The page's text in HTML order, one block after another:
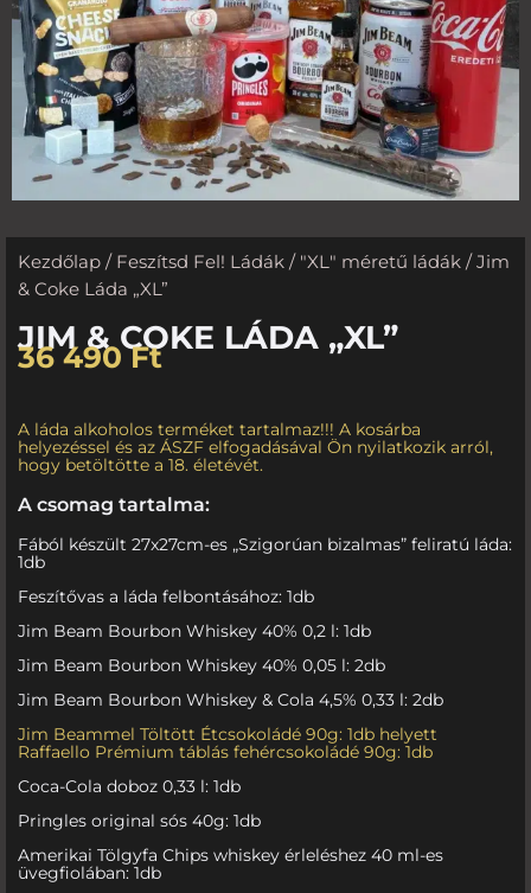
Kezdőlap / Feszítsd Fel! Ládák / "XL" méretű ládák / Jim
& Coke Láda „XL”
JIM & COKE LÁDA „XL”
36 490Ft
A láda alkoholos terméket tartalmaz!!! A kosárba
helyezéssel és az ÁSZF elfogadásával Ön nyilatkozik arról,
hogy betöltötte a 18. életévét.
A csomag tartalma:
Fából készült 27x27cm-es „Szigorúan bizalmas” feliratú láda:
1db
Feszítővas a láda felbontásához: 1db
Jim Beam Bourbon Whiskey 40% 0,2 l: 1db
Jim Beam Bourbon Whiskey 40% 0,05 l: 2db
Jim Beam Bourbon Whiskey & Cola 4,5% 0,33 l: 2db
Jim Beammel Töltött Étcsokoládé 90g: 1db helyett
Raffaello Prémium táblás fehércsokoládé 90g: 1db
Coca-Cola doboz 0,33 l: 1db
Pringles original sós 40g: 1db
Amerikai Tölgyfa Chips whiskey érleléshez 40 ml-es
üvegfiolában: 1db